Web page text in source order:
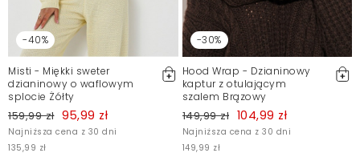
-40%
Misti - Miękki sweter
dzianinowy o waflowym
splocie Żółty
159,99 zł 95,99 zł
Najniższa cena z 30 dni
135,99 zł
-30%
Hood Wrap - Dzianinowy
kaptur z otulającym
szalem Brązowy
149,99 zł 104,99 zł
Najniższa cena z 30 dni
149,99 zł